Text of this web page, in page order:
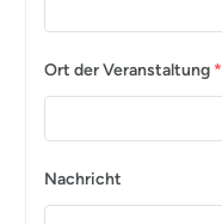
Ort der Veranstaltung *
Nachricht